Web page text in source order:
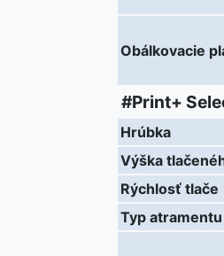
Obálkovacie
#Print+
Hrúbka
Výška
Rýchlosť tlače
Typ atramentu